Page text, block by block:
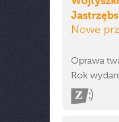
Nowe
Oprawa
Rok